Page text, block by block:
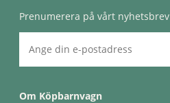
Prenumerera på vårt nyhetsbrev
Om Köpbarnvagn